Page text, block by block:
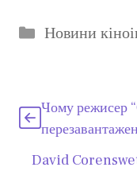
Категорії
Новини
Чому режисер
David